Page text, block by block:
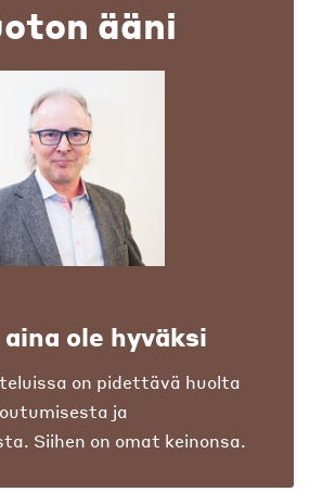
ääni
ole hyväksi
on pidettävä huolta
ja
Siihen on omat keinonsa.